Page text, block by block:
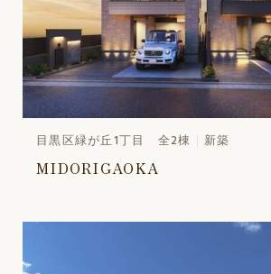
目黒区緑が丘1丁目 全2棟 新築
MIDORIGAOKA